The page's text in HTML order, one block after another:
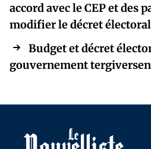
accord avec le CEP et des
modifier le décret électoral
Budget et décret
gouvernement